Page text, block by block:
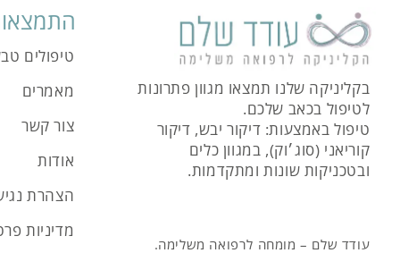
בקליניקה שלנו תמצאו מגוון פתרונות
לטיפול בכאב שלכם.
טיפול באמצעות: דיקור יבש, דיקור
קוריאני (סוג׳וק), במגוון כלים
ובטכניקות שונות ומתקדמות.
עודד שלם – מומחה לרפואה משלימה.
טיפולים
מאמרים
צור קשר
אודות
הצהרת
מדיניות